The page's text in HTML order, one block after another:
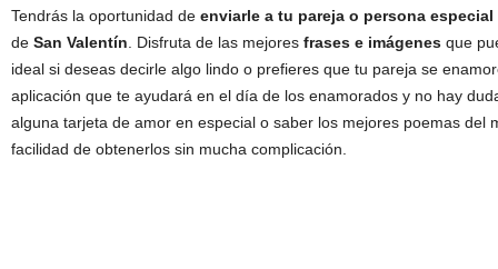
Tendrás la oportunidad de enviarle a tu pareja o persona
de San Valentín . Disfruta de las mejores frases e imágenes que
ideal si deseas decirle algo lindo o prefieres que tu pareja se
aplicación que te ayudará en el día de los enamorados y no hay
alguna tarjeta de amor en especial o saber los mejores poemas del
facilidad de obtenerlos sin mucha complicación.